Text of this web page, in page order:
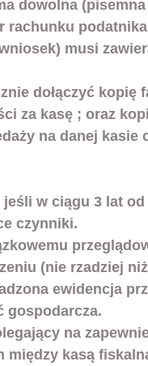
rachunku
musi
za kasę ; oraz
na danej kasie
w ciągu 3 lat
czynniki.
(nie rzadziej
ewidencja
gospodarcza.
na
między kasą